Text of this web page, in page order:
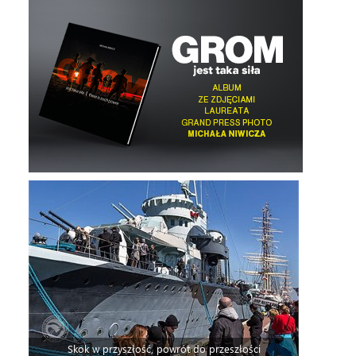
Skok w przyszłość, powrót do przeszłości